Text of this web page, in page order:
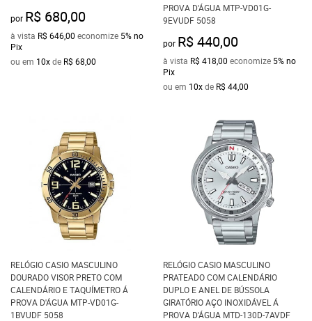
por R$ 680,00
à vista R$ 646,00 economize 5%no
Pix
ou em 10xde R$ 68,00
PROVA D'ÁGUA MTP-VD01G-
9EVUDF 5058
por R$ 440,00
à vista R$ 418,00 economize 5%no
Pix
ou em 10xde R$ 44,00
RELÓGIO CASIO MASCULINO
DOURADO VISOR PRETO COM
CALENDÁRIO E TAQUÍMETRO Á
PROVA D'ÁGUA MTP-VD01G-
1BVUDF 5058
RELÓGIO CASIO MASCULINO
PRATEADO COM CALENDÁRIO
DUPLO E ANEL DE BÚSSOLA
GIRATÓRIO AÇO INOXIDÁVEL Á
PROVA D'ÁGUA MTD-130D-7AVDF